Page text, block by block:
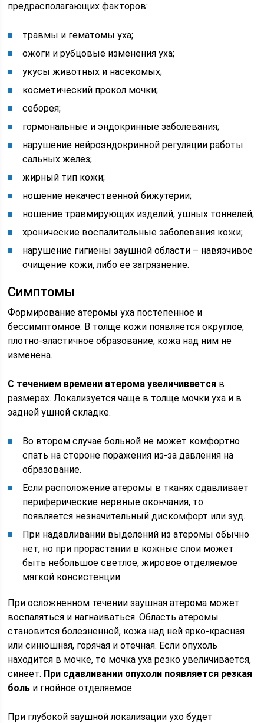
предрасполагающих факторов:
травмы и гематомы уха;
ожоги и рубцовые изменения уха;
укусы животных и насекомых;
косметический прокол мочки;
себорея;
гормональные и эндокринные заболевания;
нарушение нейроэндокринной регуляции работы
сальных желез;
жирный тип кожи;
ношение некачественной бижутерии;
ношение травмирующих изделий, ушных тоннелей;
хронические воспалительные заболевания кожи;
нарушение гигиены заушной области – навязчивое
очищение кожи, либо ее загрязнение.
Симптомы
Формирование атеромы уха постепенное и
бессимптомное. В толще кожи появляется округлое,
плотно-эластичное образование, кожа над ним не
изменена.
С течением времени атерома увеличивается в
размерах. Локализуется чаще в толще мочки уха и в
задней ушной складке.
Во втором случае больной не может комфортно
спать на стороне поражения из-за давления на
образование.
Если расположение атеромы в тканях сдавливает
периферические нервные окончания, то
появляется незначительный дискомфорт или зуд.
При надавливании выделений из атеромы обычно
нет, но при прорастании в кожные слои может
быть небольшое светлое, жировое отделяемое
мягкой консистенции.
При осложненном течении заушная атерома может
воспаляться и нагнаиваться. Область атеромы
становится болезненной, кожа над ней ярко-красная
или синюшная, горячая и отечная. Если опухоль
находится в мочке, то мочка уха резко увеличивается,
синеет. При сдавливании опухоли появляется резкая
боль и гнойное отделяемое.
При глубокой заушной локализации ухо будет